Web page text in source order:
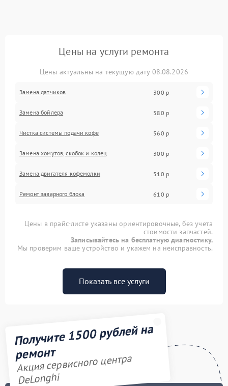
Цены на услуги ремонта
Цены актуальны на текущую дату 08.08.2026
Замена датчиков 300 р
Замена бойлера 580 р
Чистка системы подачи кофе 560 р
Замена хомутов, скобок и колец 300 р
Замена двигателя кофемолки 510 р
Ремонт заварного блока 610 р
Цены в прайс-листе указаны ориентировочные, без учета
стоимости запчастей.
Записывайтесь на бесплатную диагностику.
Мы проверим ваше устройство и укажем на неисправность.
Показать все услуги
Получите 1500 рублей на
ремонт
Акция сервисного центра
DeLonghi